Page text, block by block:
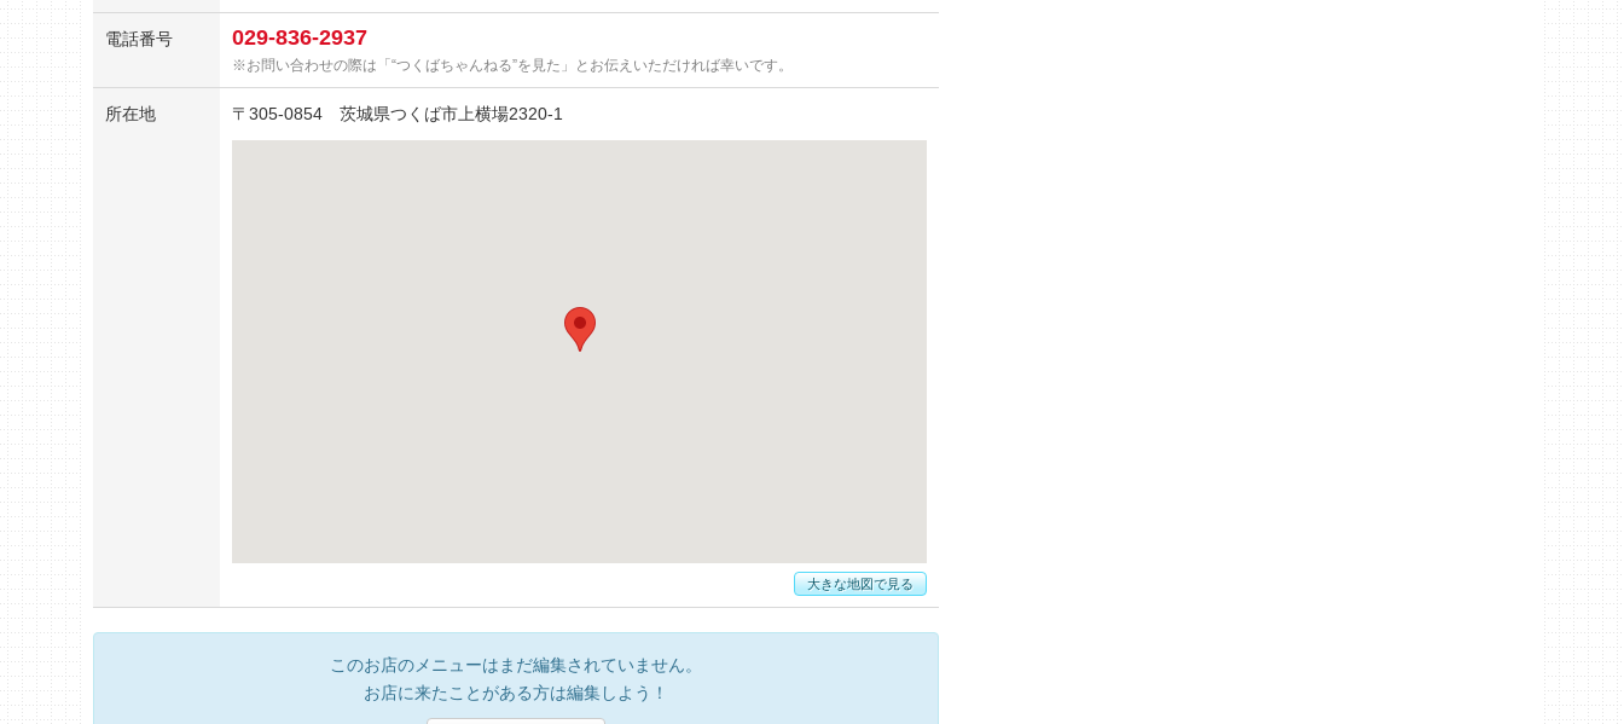
電話番号 029-836-2937
お問い合わせの際は「“つくばちゃんねる”を見た」とお伝えいただければ幸いです。
所在地 〒 305-0854 茨城県つくば市上横場2320-1
大きな地図で見る
このお店のメニューはまだ編集されていません。
お店に来たことがある方は編集しよう！